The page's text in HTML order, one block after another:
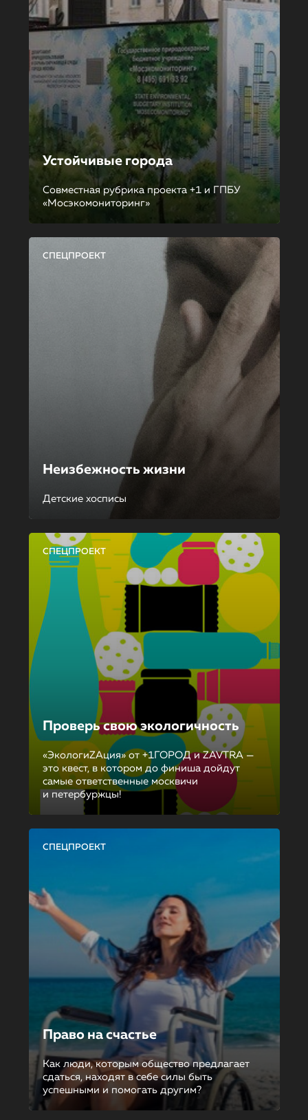
Устойчивые города
Совместная рубрика проекта +1 и ГПБУ
«Мосэкомониторинг»
СПЕЦПРОЕКТ
Неизбежность жизни
Детские хосписы
СПЕЦПРОЕКТ
Проверь свою экологичность
«ЭкологиZAция» от +1ГОРОД и ZAVTRA —
это квест, в котором до финиша дойдут
самые ответственные москвичи
и петербуржцы!
СПЕЦПРОЕКТ
Право на счастье
Как люди, которым общество предлагает
сдаться, находят в себе силы быть
успешными и помогать другим?